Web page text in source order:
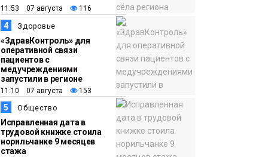
16:39
06 августа
Новости
Фонд «Наш Норильск»
запускает осеннюю
кампанию по
поддержке
соцпроектов
11:53 07 августа 116
4 Здоровье
«ЗдравКонтроль» для
оперативной связи
пациентов с
медучреждениями
запустили в регионе
11:10 07 августа 153
5 Общество
Исправленная дата в
трудовой книжке стоила
норильчанке 9 месяцев
стажа